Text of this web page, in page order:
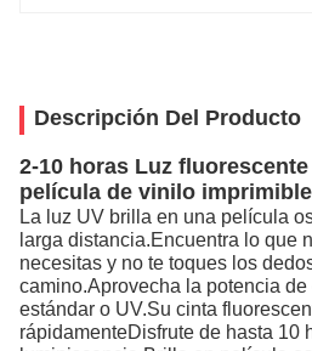
Descripción Del Producto
2-10 horas Luz
película de vinilo
La luz UV brilla en una película
larga distancia.Encuentra lo que
necesitas y no te toques los
camino.Aprovecha la potencia
estándar o UV.Su cinta
rápidamenteDisfrute de hasta 10